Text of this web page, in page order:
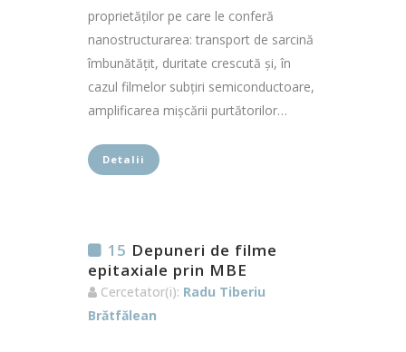
proprietăților pe care le conferă
nanostructurarea: transport de sarcină
îmbunătățit, duritate crescută și, în
cazul filmelor subțiri semiconductoare,
amplificarea mișcării purtătorilor…
Detalii
15 Depuneri de filme
epitaxiale prin MBE
Cercetator(i): Radu Tiberiu
Brătfălean